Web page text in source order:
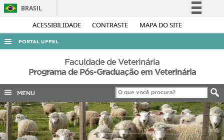
ACESSIBILIDADE CONTRASTE MAPA DO SITE
BRASIL
Simplifique!
Acesso à informação
Legislação
Canais
PORTAL UFPEL
ACESSO À INFORMAÇÃO
AUDITORIA
COBALTO
CONCURSOS
EDITAIS
Faculdade de Veterinária
Programa de Pós-Graduação em Veterinária
MENU